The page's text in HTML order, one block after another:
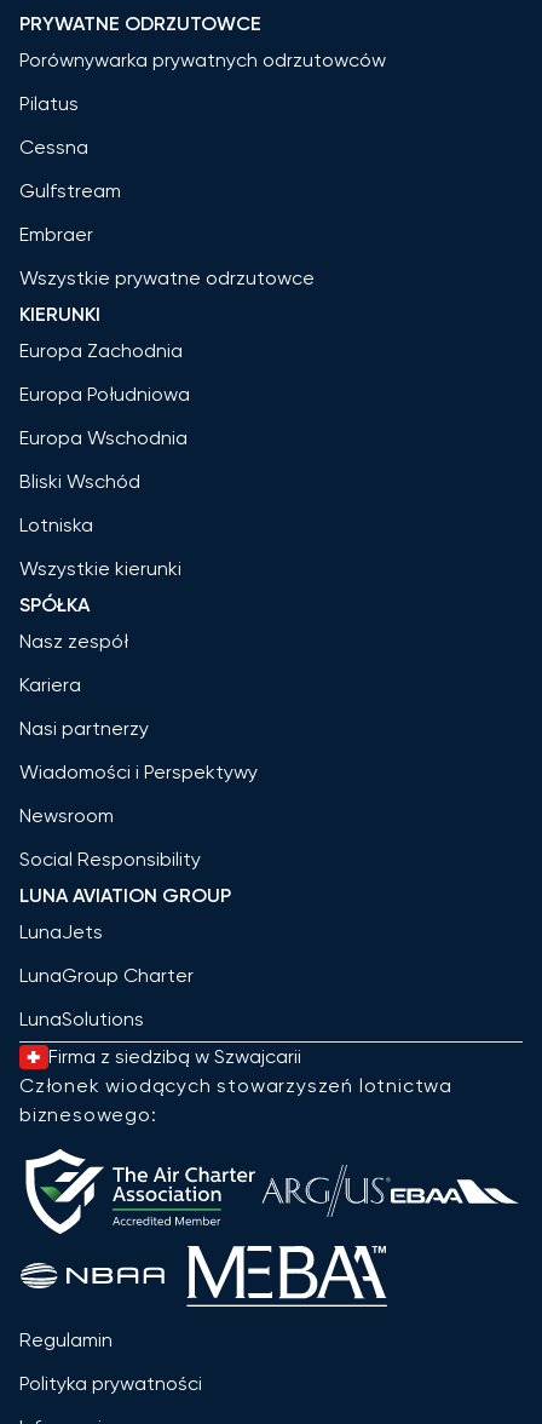
PRYWATNE ODRZUTOWCE
Porównywarka prywatnych odrzutowców
Pilatus
Cessna
Gulfstream
Embraer
Wszystkie prywatne odrzutowce
KIERUNKI
Europa Zachodnia
Europa Południowa
Europa Wschodnia
Bliski Wschód
Lotniska
Wszystkie kierunki
SPÓŁKA
Nasz zespół
Kariera
Nasi partnerzy
Wiadomości i Perspektywy
Newsroom
Social Responsibility
LUNA AVIATION GROUP
LunaJets
LunaGroup Charter
LunaSolutions
Firma z siedzibą w Szwajcarii
Członek wiodących stowarzyszeń lotnictwa
biznesowego:
Regulamin
Polityka prywatności